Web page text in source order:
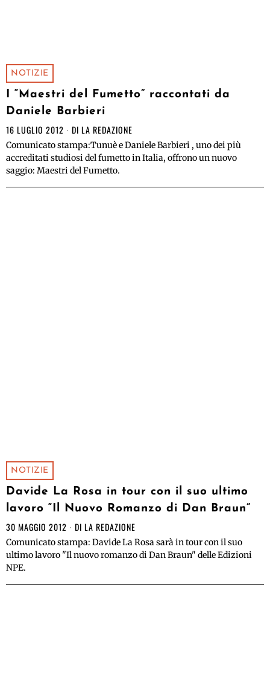
NOTIZIE
I “Maestri del Fumetto” raccontati da
Daniele Barbieri
16 LUGLIO 2012 DI LA REDAZIONE
Comunicato stampa:Tunuè e Daniele Barbieri , uno dei più
accreditati studiosi del fumetto in Italia, offrono un nuovo
saggio: Maestri del Fumetto.
NOTIZIE
Davide La Rosa in tour con il suo ultimo
lavoro “Il Nuovo Romanzo di Dan Braun”
30 MAGGIO 2012 DI LA REDAZIONE
Comunicato stampa: Davide La Rosa sarà in tour con il suo
ultimo lavoro "Il nuovo romanzo di Dan Braun" delle Edizioni
NPE.